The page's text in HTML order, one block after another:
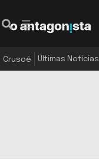
Crusoé Últimas Notícias